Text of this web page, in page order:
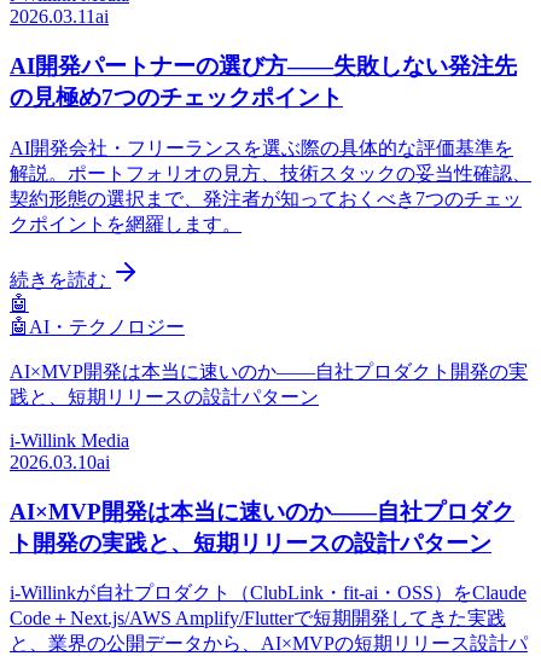
2026.03.11ai
AI開発パートナーの選び方——失敗しない発注先
の見極め7つのチェックポイント
AI開発会社・フリーランスを選ぶ際の具体的な評価基準を
解説。ポートフォリオの見方、技術スタックの妥当性確認、
契約形態の選択まで、発注者が知っておくべき7つのチェッ
クポイントを網羅します。
続きを読む
🤖
🤖 AI・テクノロジー
AI×MVP開発は本当に速いのか——自社プロダクト開発の実
践と、短期リリースの設計パターン
i-Willink Media
2026.03.10ai
AI×MVP開発は本当に速いのか——自社プロダク
ト開発の実践と、短期リリースの設計パターン
i-Willinkが自社プロダクト（ClubLink・fit-ai・OSS）をClaude
Code＋Next.js/AWS Amplify/Flutterで短期開発してきた実践
と、業界の公開データから、AI×MVPの短期リリース設計パ